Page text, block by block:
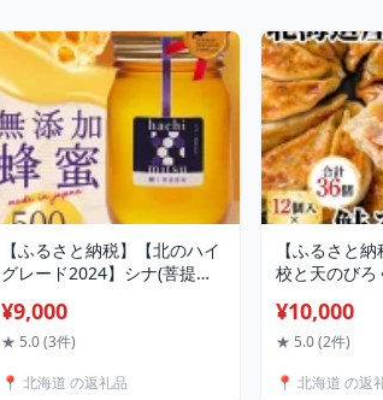
【ふるさと納税】【北のハイ
グレード2024】シナ(菩提樹)
つ 蜂蜜 シナ 菩提樹 国産 天
然 非加熱 花蜜 500g 料理用
寄せ グルメ ギフト F6S-473
¥9,000
★ 5.0 (3件)
📍 北海道 の返礼品
【ふるさと
校と天のびろ
産 餃子 さけ
菜 冷凍 おか
り寄せ ギフト
¥10,000
★ 5.0 (2件)
📍 北海道 の返